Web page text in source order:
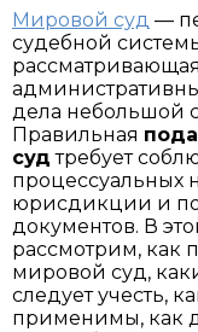
Мировой суд —
судебной
дела небольшой
Правильная
суд требует
процессуальных
юрисдикции и
документов. В
рассмотрим, как
мировой суд,
следует учесть,
применимы, как